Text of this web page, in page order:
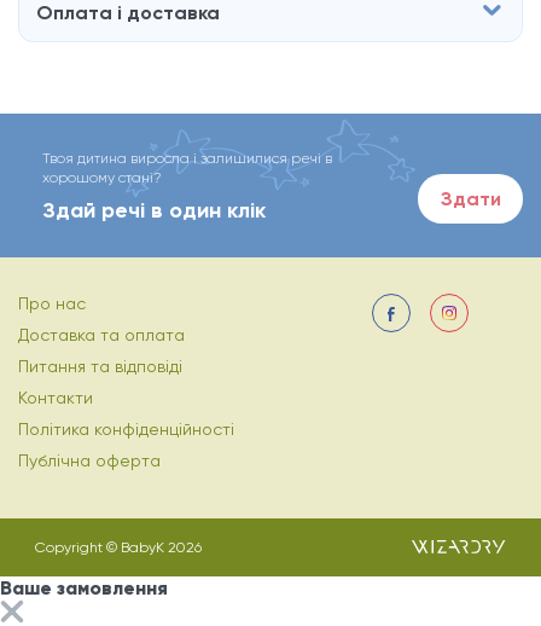
Оплата і доставка
Твоя дитина виросла і залишилися речі в
хорошому стані?
Здай речі в один клік Здати
Про нас
Доставка та оплата
Питання та відповіді
Контакти
Політика конфіденційності
Публічна оферта
Copyright © BabyK 2026
Ваше замовлення